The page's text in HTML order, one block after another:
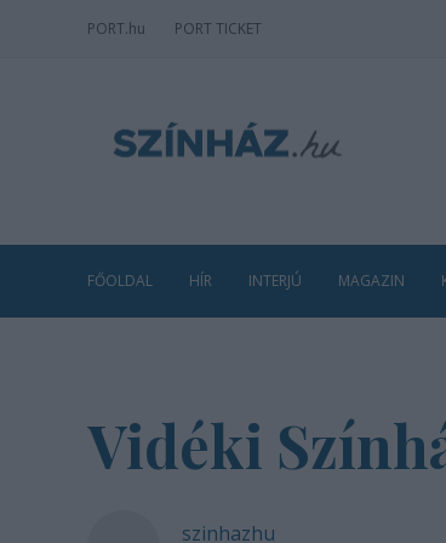
PORT.hu PORT TICKET
FŐOLDAL HÍR INTERJÚ MAGAZIN
Vidéki
szinhazhu